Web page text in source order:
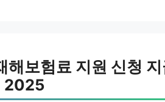
해보험료 지원 신청
2025